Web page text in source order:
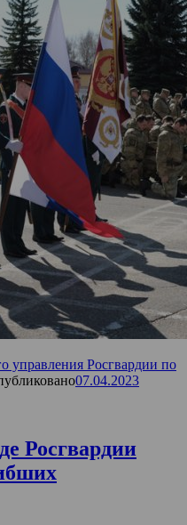
управления Росгвардии по
07.04.2023
Росгвардии